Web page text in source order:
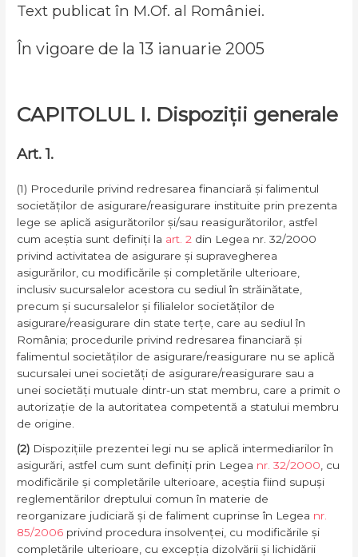
Text publicat în M.Of. al României.
În vigoare de la 13 ianuarie 2005
CAPITOLUL I. Dispoziții generale
Art. 1.
(1) Procedurile privind redresarea financiară și falimentul
societăților de asigurare/reasigurare instituite prin prezenta
lege se aplică asigurătorilor și/sau reasigurătorilor, astfel
cum aceștia sunt definiți la art. 2 din Legea nr. 32/2000
privind activitatea de asigurare și supravegherea
asigurărilor, cu modificările și completările ulterioare,
inclusiv sucursalelor acestora cu sediul în străinătate,
precum și sucursalelor și filialelor societăților de
asigurare/reasigurare din state terțe, care au sediul în
România; procedurile privind redresarea financiară și
falimentul societăților de asigurare/reasigurare nu se aplică
sucursalei unei societăți de asigurare/reasigurare sau a
unei societăți mutuale dintr-un stat membru, care a primit o
autorizație de la autoritatea competentă a statului membru
de origine.
(2) Dispozițiile prezentei legi nu se aplică intermediarilor în
asigurări, astfel cum sunt definiți prin Legea nr. 32/2000, cu
modificările și completările ulterioare, aceștia fiind supuși
reglementărilor dreptului comun în materie de
reorganizare judiciară și de faliment cuprinse în Legea nr.
85/2006 privind procedura insolvenței, cu modificările și
completările ulterioare, cu excepția dizolvării și lichidării